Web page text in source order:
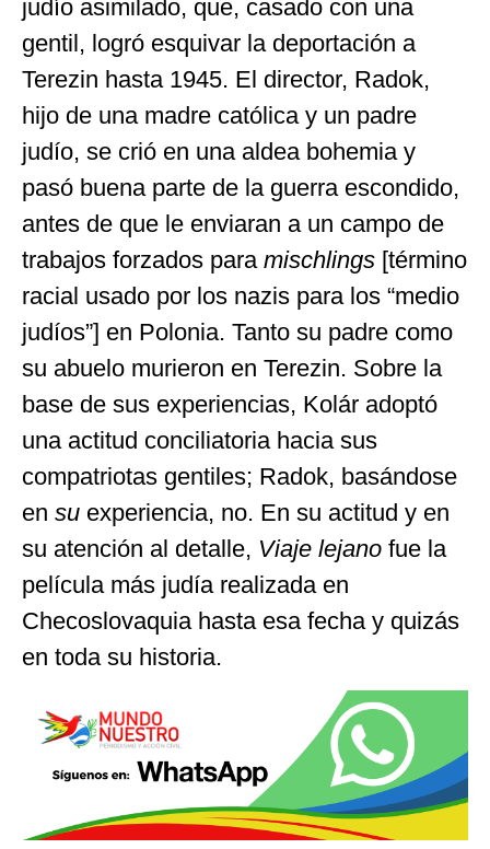
judío asimilado, que, casado con una
gentil, logró esquivar la deportación a
Terezin hasta 1945. El director, Radok,
hijo de una madre católica y un padre
judío, se crió en una aldea bohemia y
pasó buena parte de la guerra escondido,
antes de que le enviaran a un campo de
trabajos forzados para mischlings [término
racial usado por los nazis para los “medio
judíos”] en Polonia. Tanto su padre como
su abuelo murieron en Terezin. Sobre la
base de sus experiencias, Kolár adoptó
una actitud conciliatoria hacia sus
compatriotas gentiles; Radok, basándose
en su experiencia, no. En su actitud y en
su atención al detalle, Viaje lejano fue la
película más judía realizada en
Checoslovaquia hasta esa fecha y quizás
en toda su historia.